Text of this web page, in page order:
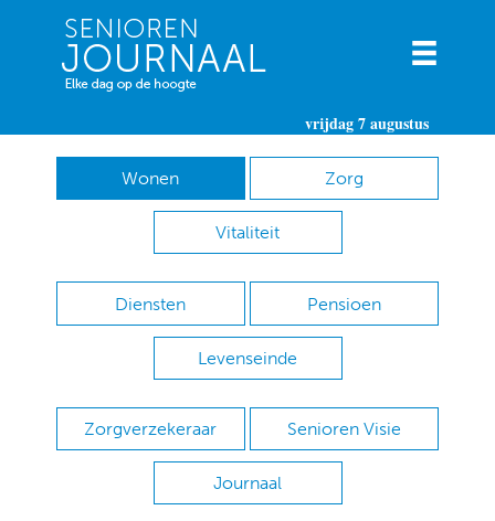
vrijdag 7 augustus
Wonen Zorg
Vitaliteit
Diensten Pensioen
Levenseinde
Zorgverzekeraar Senioren Visie
Journaal